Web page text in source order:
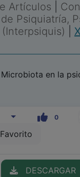
Artículos
Psiquiatría,
Microbiota en la
0
DESCARGAR